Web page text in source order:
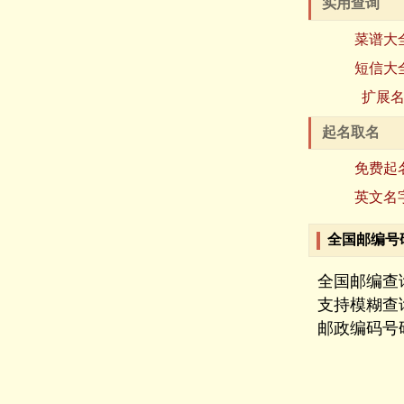
菜谱大
短信大
扩展名
起名取名
免费起
英文名
全国邮编号
全国邮编查
支持模糊查
邮政编码号